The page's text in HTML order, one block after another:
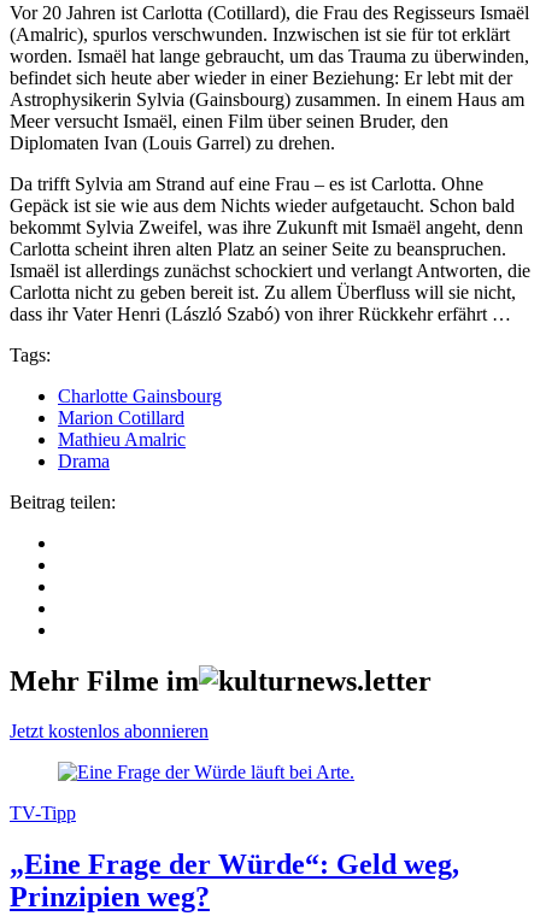
Vor 20 Jahren ist Carlotta (Cotillard), die Frau des Regisseurs Ismaël
(Amalric), spurlos verschwunden. Inzwischen ist sie für tot erklärt
worden. Ismaël hat lange gebraucht, um das Trauma zu überwinden,
befindet sich heute aber wieder in einer Beziehung: Er lebt mit der
Astrophysikerin Sylvia (Gainsbourg) zusammen. In einem Haus am
Meer versucht Ismaël, einen Film über seinen Bruder, den
Diplomaten Ivan (Louis Garrel) zu drehen.
Da trifft Sylvia am Strand auf eine Frau – es ist Carlotta. Ohne
Gepäck ist sie wie aus dem Nichts wieder aufgetaucht. Schon bald
bekommt Sylvia Zweifel, was ihre Zukunft mit Ismaël angeht, denn
Carlotta scheint ihren alten Platz an seiner Seite zu beanspruchen.
Ismaël ist allerdings zunächst schockiert und verlangt Antworten, die
Carlotta nicht zu geben bereit ist. Zu allem Überfluss will sie nicht,
dass ihr Vater Henri (László Szabó) von ihrer Rückkehr erfährt …
Tags:
Charlotte Gainsbourg
Marion Cotillard
Mathieu Amalric
Drama
Beitrag teilen:
Mehr Filme im
Jetzt kostenlos abonnieren
TV-Tipp
„Eine Frage der Würde“: Geld weg,
Prinzipien weg?